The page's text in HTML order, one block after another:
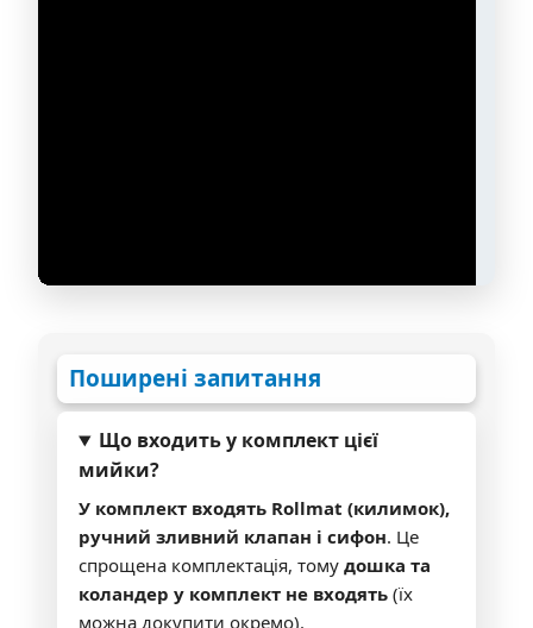
Поширені запитання
Що входить у комплект цієї
мийки?
У комплект входять Rollmat (килимок),
ручний зливний клапан і сифон. Це
спрощена комплектація, тому дошка та
коландер у комплект не входять (їх
можна докупити окремо).